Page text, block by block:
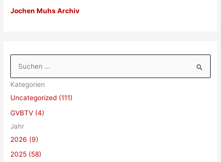
Jochen Muhs Archiv
c
h
e
n
n
a
Kategorien
Uncategorized (111)
GVBTV (4)
Jahr
2026 (9)
2025 (58)